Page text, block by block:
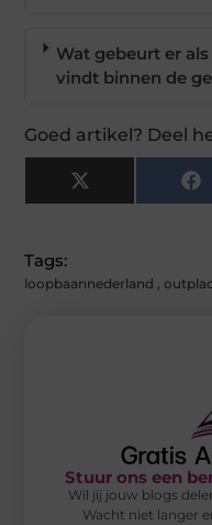
Wat gebeurt er
vindt binnen de
Goed artikel? Deel
X
(Twitter)
Tags:
loopbaannederland ,
Stuur ons een
Wil jij jouw blogs
Wacht niet langer